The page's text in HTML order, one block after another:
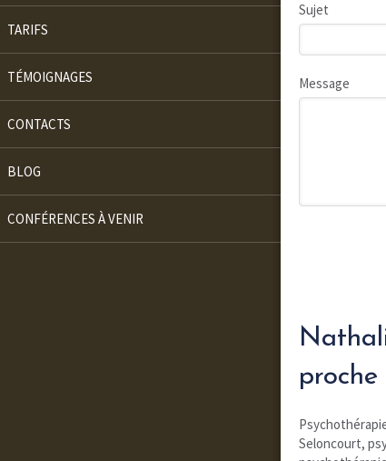
TARIFS
TÉMOIGNAGES
CONTACTS
BLOG
CONFÉRENCES À VENIR
Sujet
Message
Seloncourt,